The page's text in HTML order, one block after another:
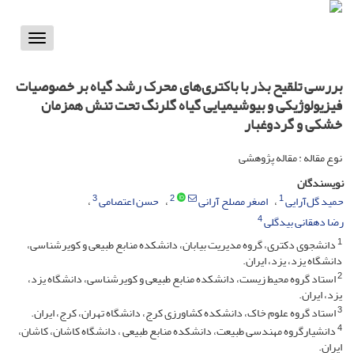
Toggle
بررسی تلقیح بذر با باکتری‌های محرک رشد گیاه بر خصوصیات
فیزیولوژیکی و بیوشیمیایی گیاه گلرنگ تحت تنش‌ همزمان
خشکی و گردوغبار
نوع مقاله : مقاله پژوهشی
نویسندگان
حمید گل‌آرایی1 اصغر مصلح آرانی 2 حسن اعتصامی3
رضا دهقانی بیدگلی4
1دانشجوی دکتری، گروه مدیریت بیابان، دانشکده منابع طبیعی و کویرشناسی،
دانشگاه یزد، یزد، ایران.
2استاد گروه محیط زیست، دانشکده منابع طبیعی و کویرشناسی، دانشگاه یزد،
یزد، ایران.
3استاد گروه علوم خاک، دانشکده کشاورزی کرج، دانشگاه تهران، کرج، ایران.
4دانشیارگروه مهندسی طبیعت، دانشکده منابع طبیعی ، دانشگاه کاشان، کاشان،
ایران.